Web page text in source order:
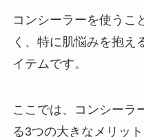
コンシーラーを使うこ
く、特に肌悩みを抱え
イテムです。
ここでは、コンシーラ
る3つの大きなメリッ